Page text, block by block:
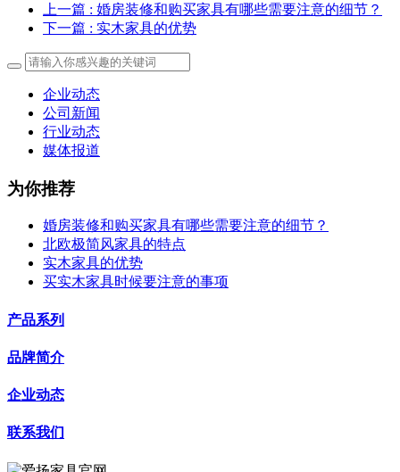
上一篇 : 婚房装修和购买家具有哪些需要注意的细节？
下一篇 : 实木家具的优势
企业动态
公司新闻
行业动态
媒体报道
为你推荐
婚房装修和购买家具有哪些需要注意的细节？
北欧极简风家具的特点
实木家具的优势
买实木家具时候要注意的事项
产品系列
品牌简介
企业动态
联系我们